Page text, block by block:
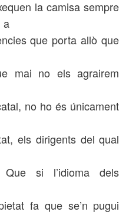
la camisa sempre
a
que porta allò que
mai no els agrairem
no ho és únicament
els dirigents del qual
si l’idioma dels
fa que se’n pugui